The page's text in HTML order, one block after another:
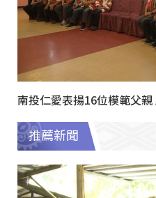
南投仁愛表揚16位模範父
推薦新聞